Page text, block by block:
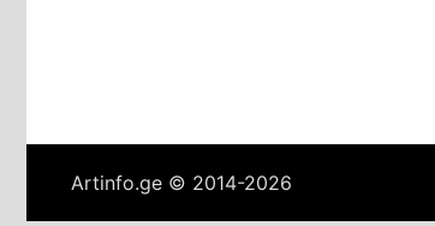
Artinfo.ge © 2014-2026